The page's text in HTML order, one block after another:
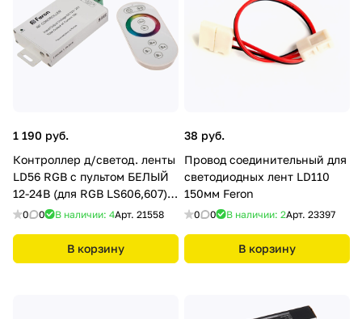
1 190 руб.
Контроллер д/светод. ленты
LD56 RGB с пультом БЕЛЫЙ
12-24В (для RGB LS606,607)
130*64*24 Feron
0 0 В наличии: 4Арт. 21558
В корзину
38 руб.
Провод соединительный для
светодиодных лент LD110
150мм Feron
0 0 В наличии: 2Арт. 23397
В корзину